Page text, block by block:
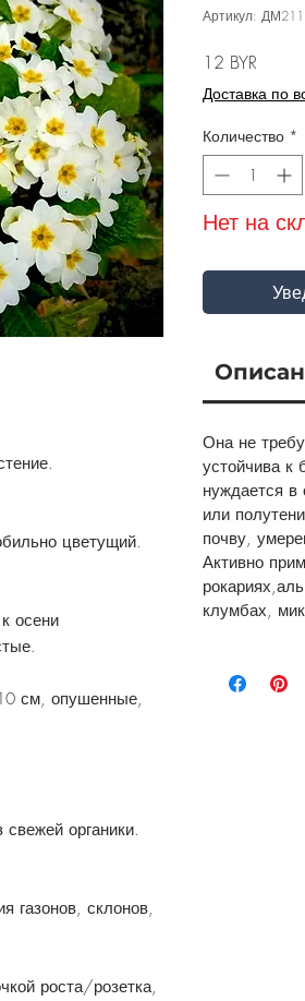
цветущий.
осени
см, опушенные,
органики.
газонов, склонов,
роста/розетка,
Артикул: ДМ211
12 BYR
Доставка по
Количество *
Нет на
Она не
устойчива к
нуждается
или
почву,
Активно
клумбах,